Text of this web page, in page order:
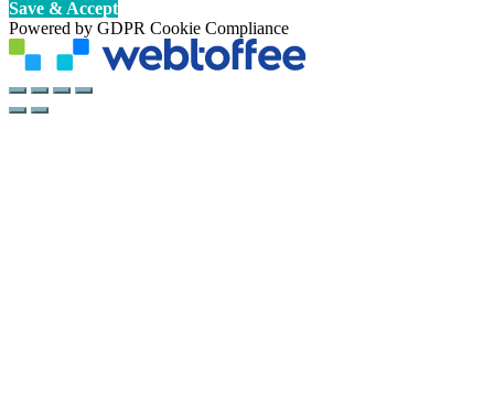
Save & Accept
Powered by GDPR Cookie Compliance